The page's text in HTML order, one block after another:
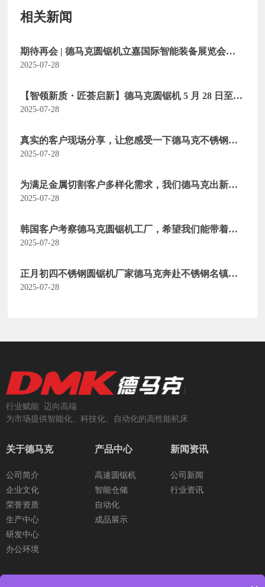
相关新闻
期待再会 | 德马克圆锯机立嘉国际智能装备展览会圆
满落幕
2025-07-28
【智领新质・匠荟启新】德马克圆锯机 5 月 28 日至
31 日‌出席第 26 届立嘉国际智能装备展览会
2025-07-28
真实的客户现场分享，让您感受一下德马克不锈钢圆
锯机的锯切实力
2025-07-28
为满足金属切割客户多样化需求，我们德马克出新品
啦【卧式带锯床】
2025-07-28
韩国客户考察德马克圆锯机工厂，希望我们能带着德
马克圆锯机站稳亚洲市场
2025-07-28
正月初四不锈钢圆锯机厂家德马克奔赴不锈钢名镇戴
南现场
2025-07-28
行业赋能 迈向高端
为市场提供智能化、科技化、自动化的高性能机床
关于德马克
公司简介
企业文化
荣誉资质
生产中心
研发中心
办公环境
产品中心
高速圆锯机
智能仓储
自动化
成品展示
新闻资讯
公司新闻
行业资讯